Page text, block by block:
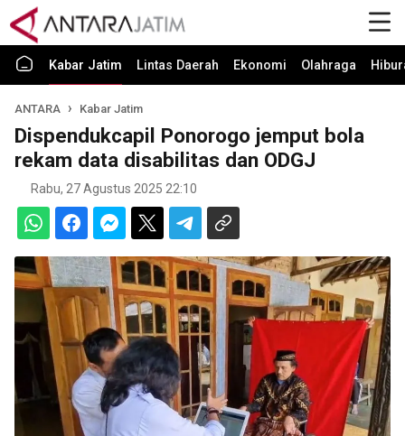
Kabar Jatim Lintas Daerah Ekonomi Olahraga
ANTARA Kabar Jatim
Dispendukcapil Ponorogo jemput bola
rekam data disabilitas dan ODGJ
Rabu, 27 Agustus 2025 22:10